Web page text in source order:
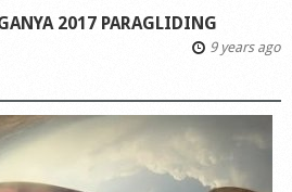
2017 PARAGLIDING
9 years ago